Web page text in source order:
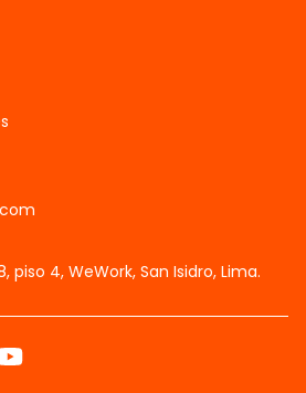
piso 4, WeWork, San Isidro, Lima.